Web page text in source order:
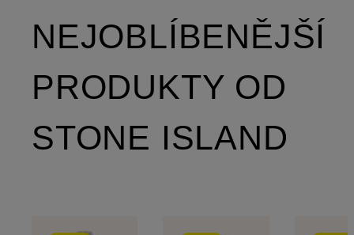
NEJOBLÍBENĚJŠÍ
PRODUKTY OD
STONE ISLAND